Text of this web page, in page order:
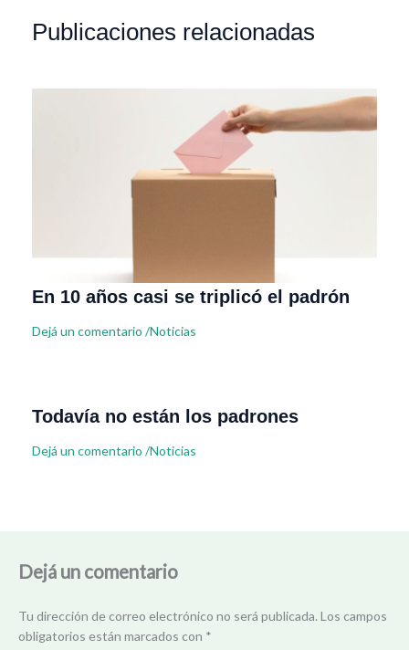
Publicaciones relacionadas
En 10 años casi se triplicó el padrón
Dejá un comentario /Noticias
Todavía no están los padrones
Dejá un comentario /Noticias
Dejá un comentario
Tu dirección de correo electrónico no será publicada. Los campos
obligatorios están marcados con *